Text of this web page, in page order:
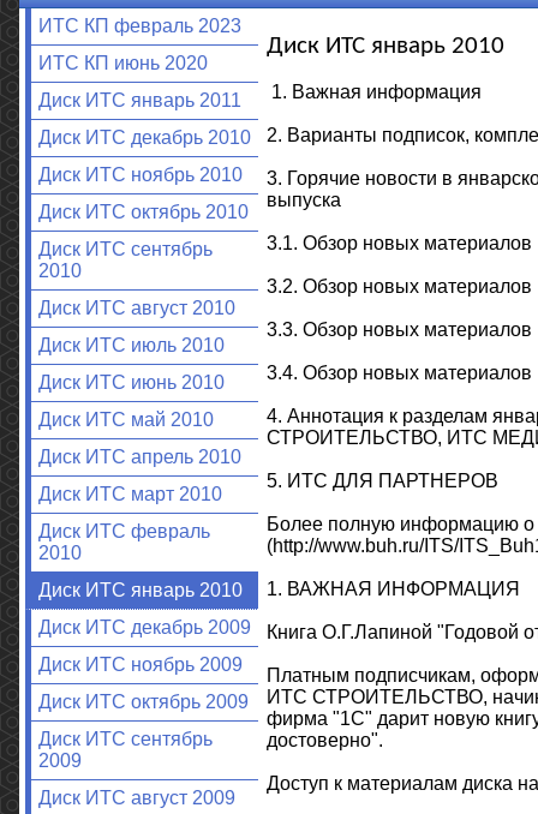
ИТС КП февраль 2023
ИТС КП июнь 2020
Диск ИТС январь 2011
Диск ИТС декабрь 2010
Диск ИТС ноябрь 2010
Диск ИТС октябрь 2010
Диск ИТС сентябрь
2010
Диск ИТС август 2010
Диск ИТС июль 2010
Диск ИТС июнь 2010
Диск ИТС май 2010
Диск ИТС апрель 2010
Диск ИТС март 2010
Диск ИТС февраль
2010
Диск ИТС январь 2010
Диск ИТС декабрь 2009
Диск ИТС ноябрь 2009
Диск ИТС октябрь 2009
Диск ИТС сентябрь
2009
Диск ИТС август 2009
Диск ИТС январь 2010
1. Важная информация
2. Варианты подписок,
3. Горячие новости в
выпуска
3.1. Обзор новых
3.2. Обзор новых
3.3. Обзор новых
3.4. Обзор новых
4. Аннотация к разделам
СТРОИТЕЛЬСТВО, ИТС
5. ИТС ДЛЯ ПАРТНЕРОВ
Более полную информацию о
(http://www.buh.ru/ITS/
1. ВАЖНАЯ ИНФОРМАЦИЯ
Книга О.Г.Лапиной "Годовой
Платным подписчикам,
ИТС СТРОИТЕЛЬСТВО,
фирма "1С" дарит новую
достоверно".
Доступ к материалам диска